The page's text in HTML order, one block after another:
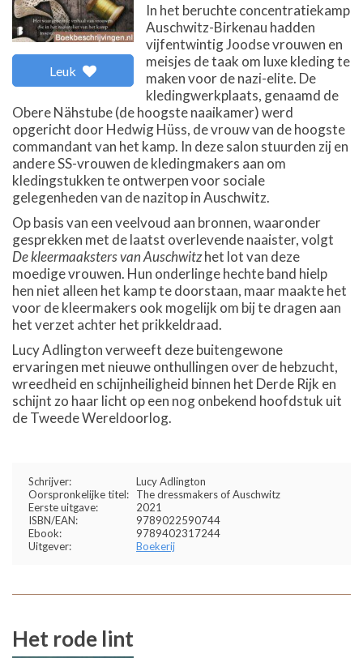
Leuk
In het beruchte concentratiekamp
Auschwitz-Birkenau hadden
vijfentwintig Joodse vrouwen en
meisjes de taak om luxe kleding te
maken voor de nazi-elite. De
kledingwerkplaats, genaamd de
Obere Nähstube (de hoogste naaikamer) werd
opgericht door Hedwig Hüss, de vrouw van de hoogste
commandant van het kamp. In deze salon stuurden zij en
andere SS-vrouwen de kledingmakers aan om
kledingstukken te ontwerpen voor sociale
gelegenheden van de nazitop in Auschwitz.
Op basis van een veelvoud aan bronnen, waaronder
gesprekken met de laatst overlevende naaister, volgt
De kleermaaksters van Auschwitzhet lot van deze
moedige vrouwen. Hun onderlinge hechte band hielp
hen niet alleen het kamp te doorstaan, maar maakte het
voor de kleermakers ook mogelijk om bij te dragen aan
het verzet achter het prikkeldraad.
Lucy Adlington verweeft deze buitengewone
ervaringen met nieuwe onthullingen over de hebzucht,
wreedheid en schijnheiligheid binnen het Derde Rijk en
schijnt zo haar licht op een nog onbekend hoofdstuk uit
de Tweede Wereldoorlog.
Schrijver:
Lucy Adlington
Oorspronkelijke titel:
The dressmakers of Auschwitz
Eerste uitgave:
2021
ISBN/EAN:
9789022590744
Ebook:
9789402317244
Uitgever:
Boekerij
Het rode lint